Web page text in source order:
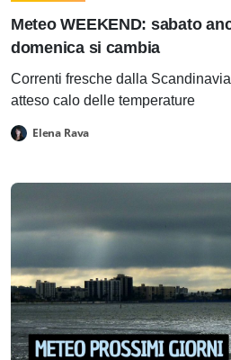
Meteo WEEKEND: sabato
domenica si cambia
Correnti fresche dalla
atteso calo delle temperature
Elena Rava